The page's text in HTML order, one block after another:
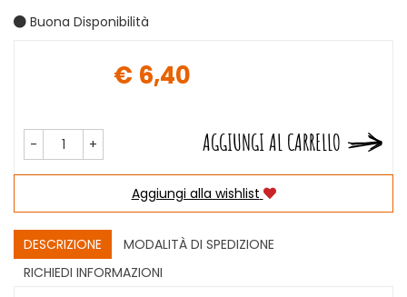
Buona Disponibilità
€ 6,40
- + AGGIUNGI AL CARRELLO
Aggiungi alla wishlist
DESCRIZIONE
MODALITÀ DI SPEDIZIONE
RICHIEDI INFORMAZIONI